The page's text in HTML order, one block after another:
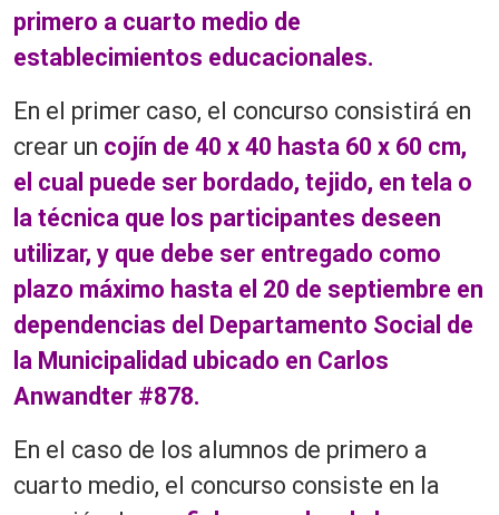
primero a cuarto medio de
establecimientos educacionales.
En el primer caso, el concurso consistirá en
crear un cojín de 40 x 40 hasta 60 x 60 cm,
el cual puede ser bordado, tejido, en tela o
la técnica que los participantes deseen
utilizar, y que debe ser entregado como
plazo máximo hasta el 20 de septiembre en
dependencias del Departamento Social de
la Municipalidad ubicado en Carlos
Anwandter #878.
En el caso de los alumnos de primero a
cuarto medio, el concurso consiste en la